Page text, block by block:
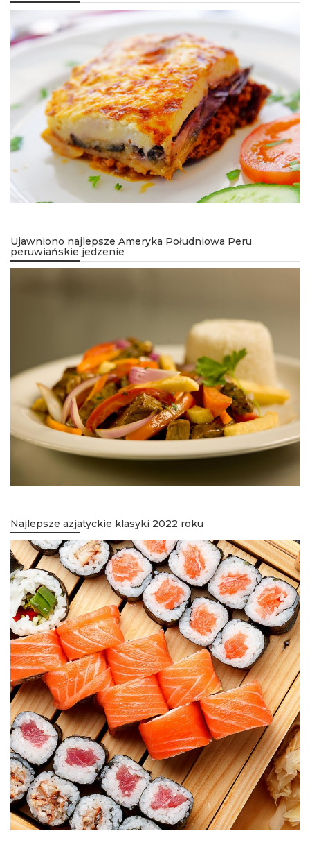
Ujawniono najlepsze Ameryka Południowa Peru
peruwiańskie jedzenie
Najlepsze azjatyckie klasyki 2022 roku